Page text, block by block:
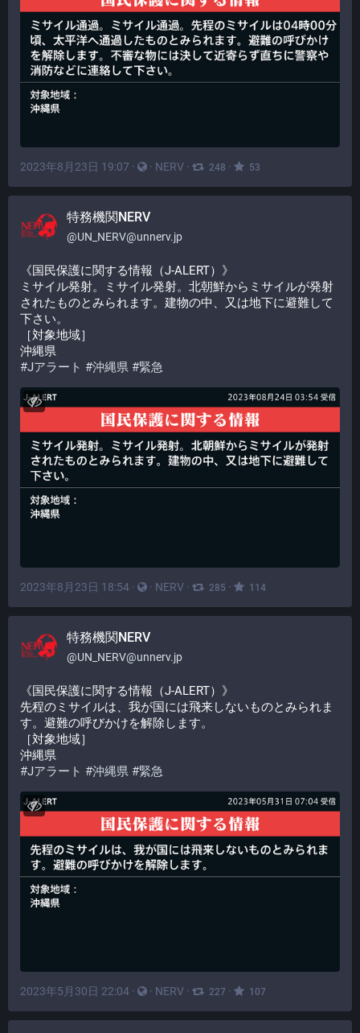
2023年8月23日 19:07 · · NERV · 248 · 53
特務機関NERV
@UN_NERV@unnerv.jp
《国民保護に関する情報（J-ALERT）》
ミサイル発射。ミサイル発射。北朝鮮からミサイルが発射
されたものとみられます。建物の中、又は地下に避難して
下さい。
［対象地域］
沖縄県
#Jアラート #沖縄県 #緊急
2023年8月23日 18:54 · · NERV · 285 · 114
特務機関NERV
@UN_NERV@unnerv.jp
《国民保護に関する情報（J-ALERT）》
先程のミサイルは、我が国には飛来しないものとみられま
す。避難の呼びかけを解除します。
［対象地域］
沖縄県
#Jアラート #沖縄県 #緊急
2023年5月30日 22:04 · · NERV · 227 · 107